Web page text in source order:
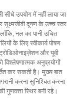
सीधे उपयोग में नहीं लाया जा
सूक्ष्मजीवी दूषण के उच्च स्तर
नल का पानी उचित
के लिए स्वीकार्य पोषण
और यूवी
विश्लेषणात्मक अनुप्रयोगों
कर सकती है। मुख्य बात
करना सुनिश्चित करना
स्थिर बनी रहे।